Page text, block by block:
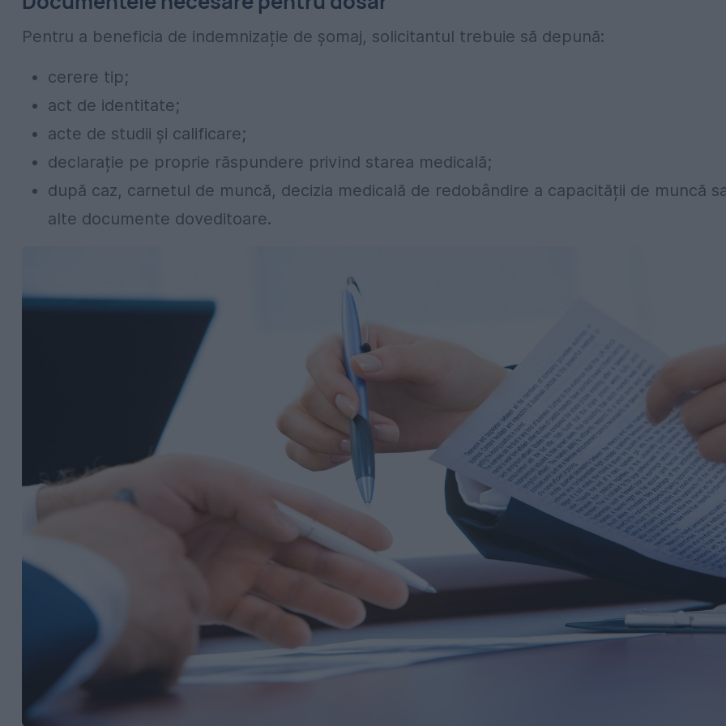
Pentru a beneficia de indemnizație de șomaj, solicitantul trebuie să depună:
cerere tip;
act de identitate;
acte de studii și calificare;
declarație pe proprie răspundere privind starea medicală;
după caz, carnetul de muncă, decizia medicală de redobândire a capacității de muncă
alte documente doveditoare.